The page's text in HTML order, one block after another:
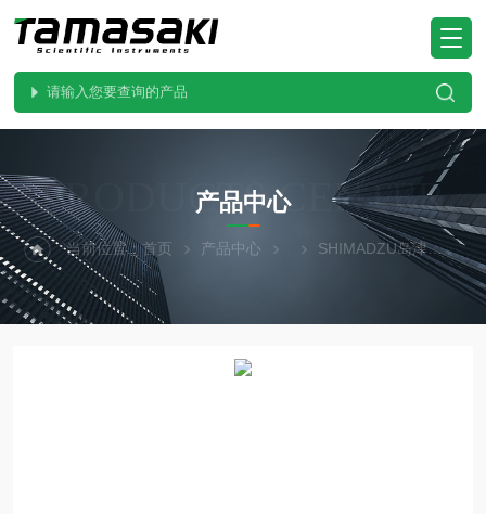
PRODUCTS CENTER
产品中心
当前位置：首页 产品中心 SHIMADZU岛津